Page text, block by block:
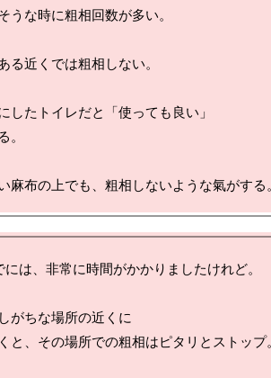
うな時に粗相回数が多い。
る近くでは粗相しない。
したトイレだと「使っても良い」
。
は、非常に時間がかかりましたけれど。
がちな場所の近くに
と、その場所での粗相はピタリとストップ